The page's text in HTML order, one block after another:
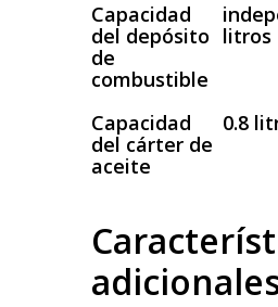
Capacidad
del depósito
de
combustible
litros
Capacidad
del cárter de
aceite
0.8